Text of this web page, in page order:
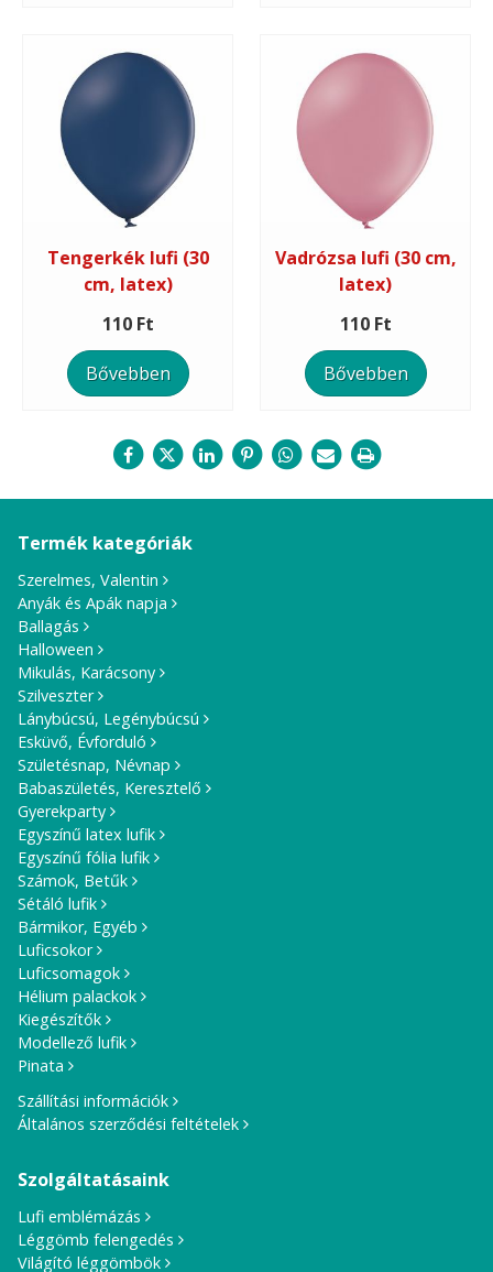
Tengerkék lufi (30
cm, latex)
110 Ft
Bővebben
Vadrózsa lufi (30 cm,
latex)
110 Ft
Bővebben
Termék kategóriák
Szerelmes, Valentin
Anyák és Apák napja
Ballagás
Halloween
Mikulás, Karácsony
Szilveszter
Lánybúcsú, Legénybúcsú
Esküvő, Évforduló
Születésnap, Névnap
Babaszületés, Keresztelő
Gyerekparty
Egyszínű latex lufik
Egyszínű fólia lufik
Számok, Betűk
Sétáló lufik
Bármikor, Egyéb
Luficsokor
Luficsomagok
Hélium palackok
Kiegészítők
Modellező lufik
Pinata
Szállítási információk
Általános szerződési feltételek
Szolgáltatásaink
Lufi emblémázás
Léggömb felengedés
Világító léggömbök